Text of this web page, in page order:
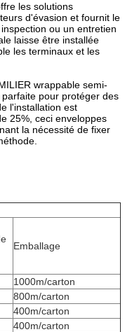
les solutions
d'évasion et fournit le
ou un entretien
laisse être installée
les terminaux et les
wrappable semi-
pour protéger des
l'installation est
25%, ceci enveloppes
la nécessité de fixer
Emballage
1000m/carton
800m/carton
400m/carton
400m/carton